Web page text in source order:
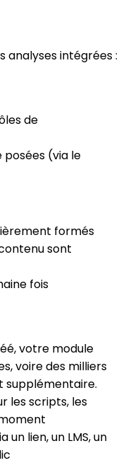
analyses intégrées :
de
posées (via le
formés
sont
fois
votre module
voire des milliers
supplémentaire.
les scripts, les
un lien, un LMS, un